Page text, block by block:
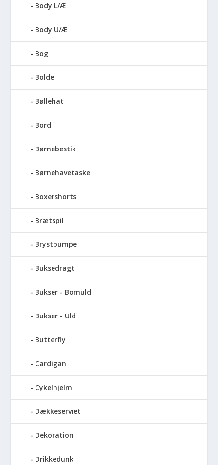
Body L/Æ
Body U/Æ
Bog
Bolde
Bøllehat
Bord
Børnebestik
Børnehavetaske
Boxershorts
Brætspil
Brystpumpe
Buksedragt
Bukser - Bomuld
Bukser - Uld
Butterfly
Cardigan
Cykelhjelm
Dækkeserviet
Dekoration
Drikkedunk